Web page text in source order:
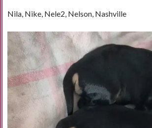
Nila, Nike, Nele2, Nelson, Nashville